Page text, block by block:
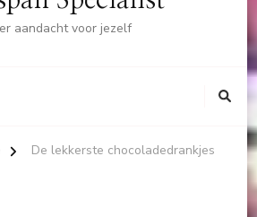
aandacht voor jezelf
De lekkerste chocoladedrankjes